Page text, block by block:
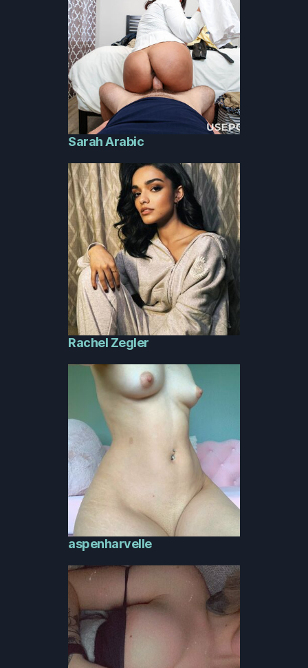
Sarah Arabic
Rachel Zegler
aspenharvelle